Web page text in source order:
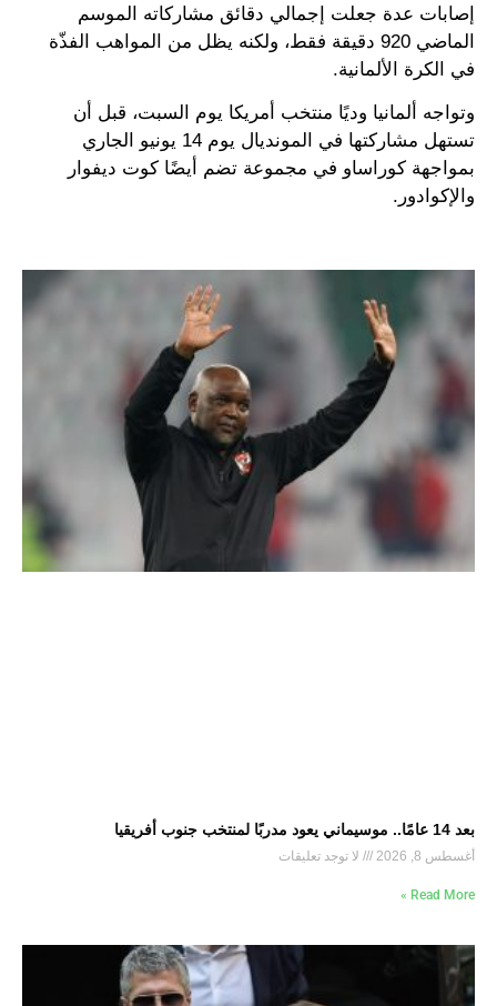
إصابات عدة جعلت إجمالي دقائق مشاركاته الموسم
الماضي 920 دقيقة فقط، ولكنه يظل من المواهب الفذّة
في الكرة الألمانية.
وتواجه ألمانيا وديًا منتخب أمريكا يوم السبت، قبل أن
تستهل مشاركتها في المونديال يوم 14 يونيو الجاري
بمواجهة كوراساو في مجموعة تضم أيضًا كوت ديفوار
والإكوادور.
بعد 14 عامًا.. موسيماني يعود مدربًا لمنتخب جنوب أفريقيا
أغسطس 8, 2026 لا توجد تعليقات
Read More »